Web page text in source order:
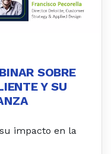
SOBRE
Y SU
impacto en la